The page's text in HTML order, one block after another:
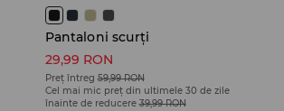
Pantaloni scurți
29,99 RON
Preț întreg 59,99 RON
Cel mai mic preț din ultimele 30 de zile
înainte de reducere 39,99 RON